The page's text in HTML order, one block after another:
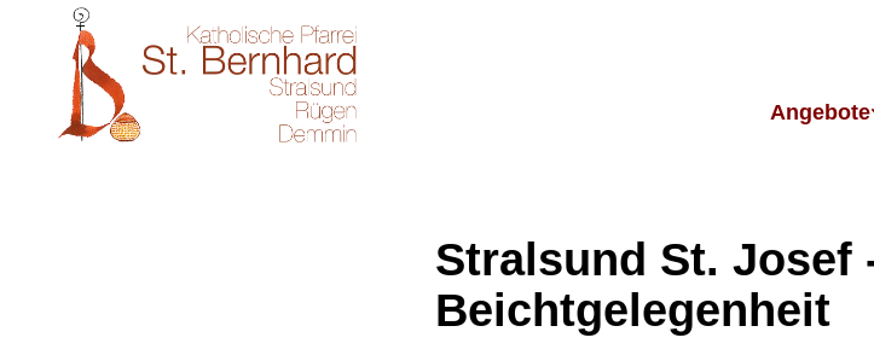
Angebote
Stralsund St. Josef
Beichtgelegenheit